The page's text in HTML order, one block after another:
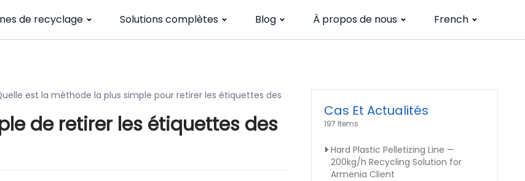
de recyclage Solutions complètes Blog À propos de nous French
est la méthode la plus simple pour retirer les étiquettes des
de retirer les étiquettes des
Cas Et Actualités
197 Items
Hard Plastic Pelletizing Line —
200kg/h Recycling Solution for
Armenia Client